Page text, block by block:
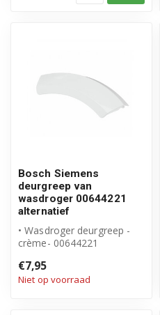
Bosch Siemens
deurgreep van
wasdroger 00644221
alternatief
• Wasdroger deurgreep -
crème- 00644221
Bosch Siemen...
€7,95
Niet op voorraad